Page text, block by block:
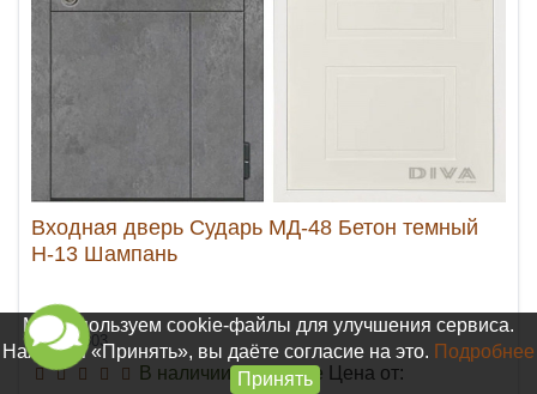
Входная дверь Сударь МД-48 Бетон темный
Н-13 Шампань
Арт. 24803
В наличии на складе Цена от:
Мы используем cookie-файлы для улучшения сервиса.
Нажимая «Принять», вы даёте согласие на это. Подробнее
Принять